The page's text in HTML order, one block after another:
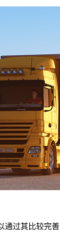
通过其比较完